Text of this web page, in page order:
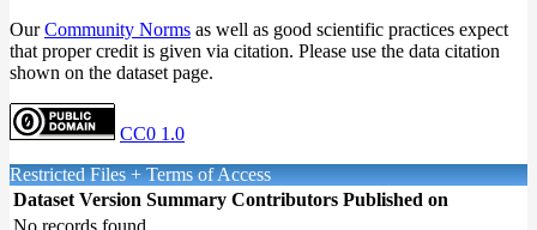
OurCommunity Norms as well as good scientific practices expect
that proper credit is given via citation. Please use the data citation
shown on the dataset page.
CC0 1.0
Restricted Files + Terms of Access
Dataset Version Summary Contributors Published on
No records found.